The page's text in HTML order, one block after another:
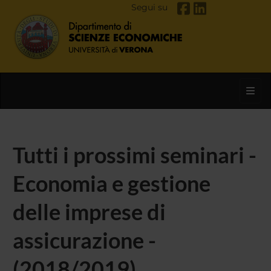
Segui su
Tutti i prossimi seminari -
Economia e gestione
delle imprese di
assicurazione -